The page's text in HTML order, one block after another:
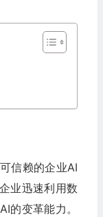
信赖的企业AI
业迅速利用数
的变革能力。